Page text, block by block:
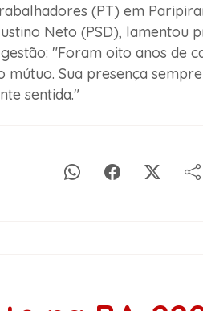
(PT) em
Neto (PSD), lamentou
"Foram oito anos de
Sua presença
sentida."